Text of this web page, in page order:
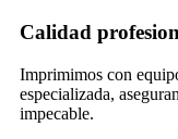
Calidad
Imprimimos con
especializada,
impecable.